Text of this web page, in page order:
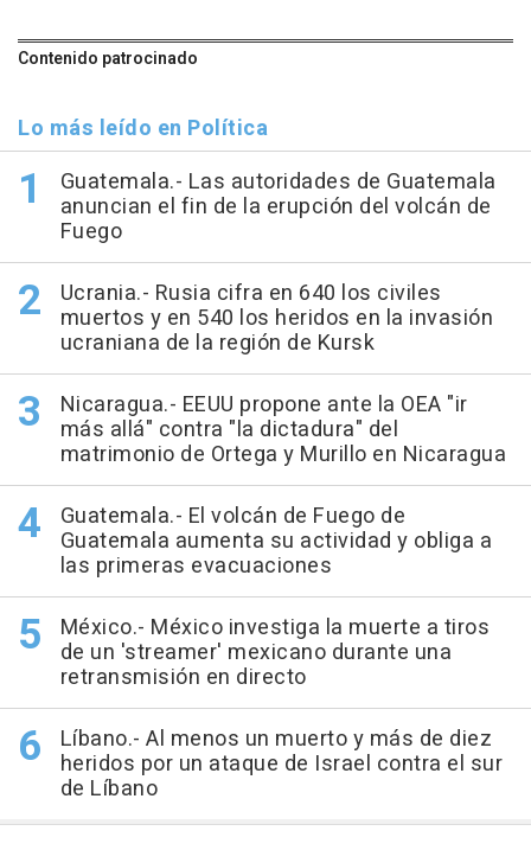
Contenido patrocinado
Lo más leído en Política
Guatemala.- Las autoridades de Guatemala
anuncian el fin de la erupción del volcán de
Fuego
Ucrania.- Rusia cifra en 640 los civiles
muertos y en 540 los heridos en la invasión
ucraniana de la región de Kursk
Nicaragua.- EEUU propone ante la OEA "ir
más allá" contra "la dictadura" del
matrimonio de Ortega y Murillo en Nicaragua
Guatemala.- El volcán de Fuego de
Guatemala aumenta su actividad y obliga a
las primeras evacuaciones
México.- México investiga la muerte a tiros
de un 'streamer' mexicano durante una
retransmisión en directo
Líbano.- Al menos un muerto y más de diez
heridos por un ataque de Israel contra el sur
de Líbano